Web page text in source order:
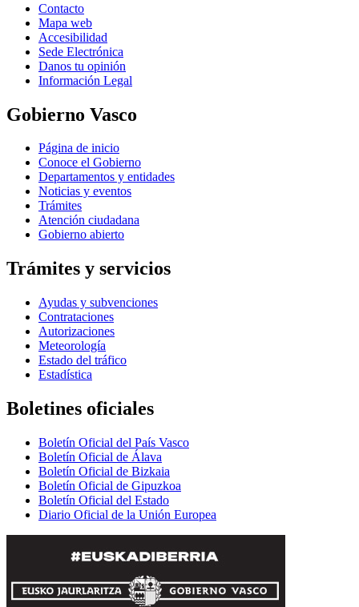
Contacto
Mapa web
Accesibilidad
Sede Electrónica
Danos tu opinión
Información Legal
Gobierno Vasco
Página de inicio
Conoce el Gobierno
Departamentos y entidades
Noticias y eventos
Trámites
Atención ciudadana
Gobierno abierto
Trámites y servicios
Ayudas y subvenciones
Contrataciones
Autorizaciones
Meteorología
Estado del tráfico
Estadística
Boletines oficiales
Boletín Oficial del País Vasco
Boletín Oficial de Álava
Boletín Oficial de Bizkaia
Boletín Oficial de Gipuzkoa
Boletín Oficial del Estado
Diario Oficial de la Unión Europea